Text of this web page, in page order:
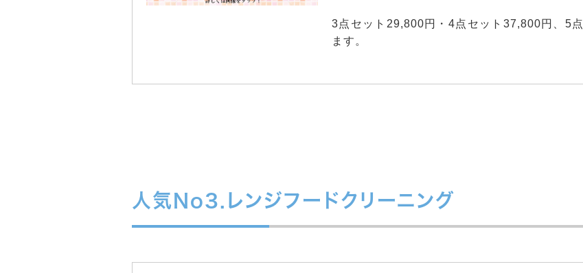
3点セット29,800円・4点セット37,800円、5
ます。
人気No3.レンジフードクリーニング